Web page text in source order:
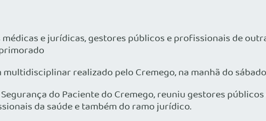
e jurídicas, gestores públicos e profissionais de
realizado pelo Cremego, na manhã do
do Paciente do Cremego, reuniu gestores
da saúde e também do ramo jurídico.